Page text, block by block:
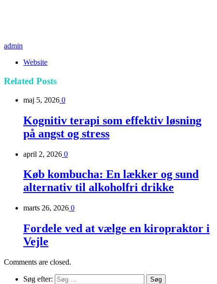
admin
Website
Related Posts
maj 5, 2026 0
Kognitiv terapi som effektiv løsning
på angst og stress
april 2, 2026 0
Køb kombucha: En lækker og sund
alternativ til alkoholfri drikke
marts 26, 2026 0
Fordele ved at vælge en kiropraktor i
Vejle
Comments are closed.
Søg efter: